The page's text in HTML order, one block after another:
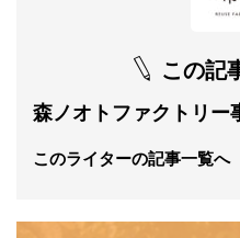
この記
森ノオトファクトリー
このライターの記事一覧へ